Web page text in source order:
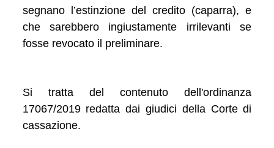
segnano l’estinzione del credito (caparra), e
che sarebbero ingiustamente irrilevanti se
fosse revocato il preliminare.
Si tratta del contenuto dell'ordinanza
17067/2019 redatta dai giudici della Corte di
cassazione.